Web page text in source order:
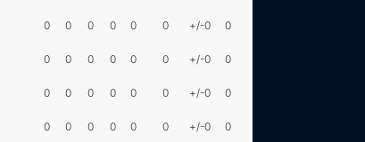
0 0 0 0 0 0 +/-0 0
0 0 0 0 0 0 +/-0 0
0 0 0 0 0 0 +/-0 0
0 0 0 0 0 0 +/-0 0